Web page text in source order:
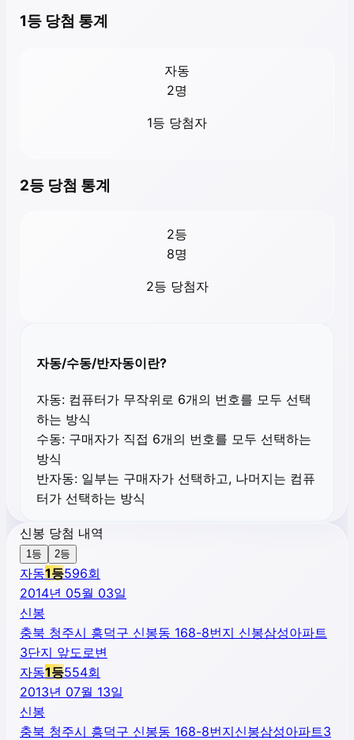
1등 당첨 통계
자동
2명
1등 당첨자
2등 당첨 통계
2등
8명
2등 당첨자
자동/수동/반자동이란?
자동: 컴퓨터가 무작위로 6개의 번호를 모두 선택
하는 방식
수동: 구매자가 직접 6개의 번호를 모두 선택하는
방식
반자동: 일부는 구매자가 선택하고, 나머지는 컴퓨
터가 선택하는 방식
신봉 당첨 내역
1등 2등
자동1등596회
2014년 05월 03일
신봉
충북 청주시 흥덕구 신봉동 168-8번지 신봉삼성아파트
3단지 앞도로변
자동1등554회
2013년 07월 13일
신봉
충북 청주시 흥덕구 신봉동 168-8번지신봉삼성아파트3